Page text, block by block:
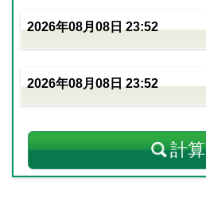
計算